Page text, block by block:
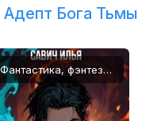
Адепт Бога Тьмы
Фантастика, фэнтези, Попаданцы